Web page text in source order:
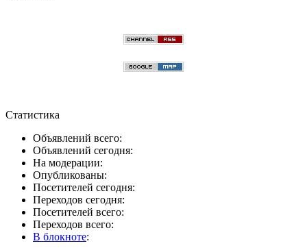
Статистика
Объявлений всего:
Объявлений сегодня:
На модерации:
Опубликованы:
Посетителей сегодня:
Переходов сегодня:
Посетителей всего:
Переходов всего:
В блокноте: